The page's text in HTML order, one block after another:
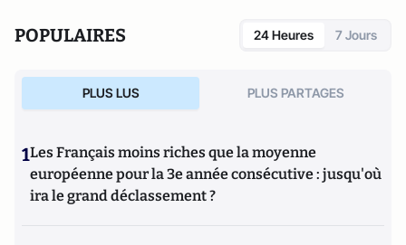
POPULAIRES 24 Heures 7 Jours
PLUS LUS PLUS PARTAGES
1Les Français moins riches que la moyenne
européenne pour la 3e année consécutive : jusqu'où
ira le grand déclassement ?